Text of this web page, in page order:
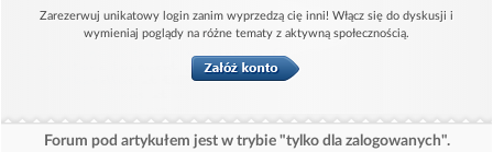
Zarezerwuj unikatowy login zanim wyprzedzą cię inni! Włącz się do dyskusji i
wymieniaj poglądy na różne tematy z aktywną społecznością.
Forum pod artykułem jest w trybie "tylko dla zalogowanych".